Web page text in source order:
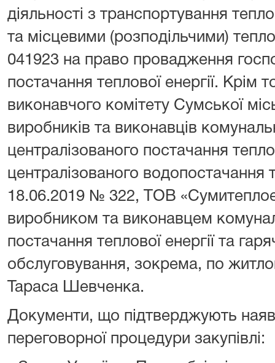
діяльності з транспортування
та місцевими (розподільчими)
041923 на право провадження
постачання теплової енергії. Крім
виконавчого комітету Сумської
виробників та виконавців
централізованого постачання
централізованого водопостачання
18.06.2019 № 322, ТОВ
виробником та виконавцем
постачання теплової енергії та
обслуговування, зокрема, по
Тараса Шевченка.
Документи, що підтверджують
переговорної процедури закупівлі: